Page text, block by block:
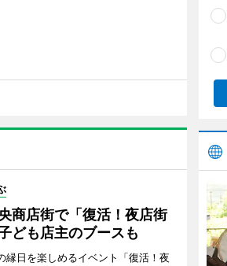
商店街で「復活！夜店街
ども店主のブースも
縁日を楽しめるイベント「復活！夜